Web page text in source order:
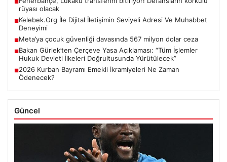
■
rüyası olacak
■Kelebek.Org İle Dijital İletişimin Seviyeli Adresi Ve Muhabbet
Deneyimi
■Meta’ya çocuk güvenliği davasında 567 milyon dolar ceza
■Bakan Gürlek’ten Çerçeve Yasa Açıklaması: “Tüm İşlemler
Hukuk Devleti İlkeleri Doğrultusunda Yürütülecek”
■2026 Kurban Bayramı Emekli İkramiyeleri Ne Zaman
Ödenecek?
Güncel